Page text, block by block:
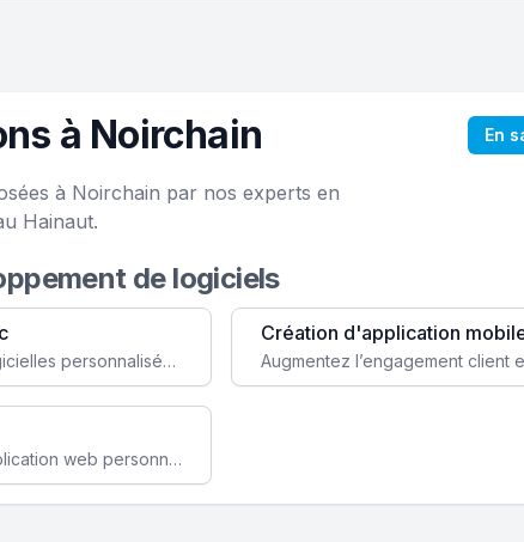
à Noirchain En
à Noirchain par nos experts en
Hainaut.
de logiciels
Faites évoluer votre business avec des solutions logicielles personnalisées, parfaitement adaptées à vos besoins spécifiques.
Création d'application
Améliorez l'efficacité de votre société avec une application web personnalisée accessible partout et tout le temps.